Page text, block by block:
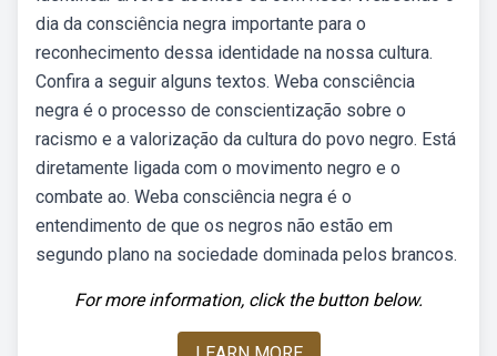
dia da consciência negra importante para o
reconhecimento dessa identidade na nossa cultura.
Confira a seguir alguns textos. Weba consciência
negra é o processo de conscientização sobre o
racismo e a valorização da cultura do povo negro. Está
diretamente ligada com o movimento negro e o
combate ao. Weba consciência negra é o
entendimento de que os negros não estão em
segundo plano na sociedade dominada pelos brancos.
For more information, click the button below.